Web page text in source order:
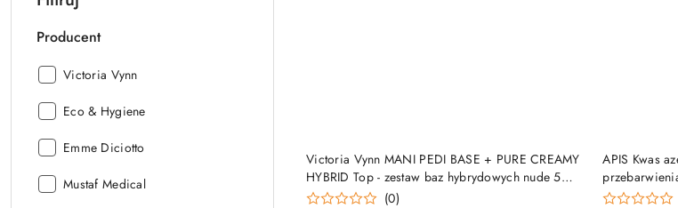
Producent
Producent:
Victoria Vynn
Producent:
Eco & Hygiene
Producent:
Emme Diciotto
Producent:
Mustaf Medical
Victoria Vynn MANI PEDI BASE + PURE CREAMY
HYBRID Top - zestaw baz hybrydowych nude 5
pak
(0)
DO KOSZYKA
APIS Kwas